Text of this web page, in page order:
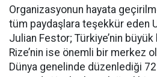
Organizasyonun hayata
tüm paydaşlara teşekkür eden
Julian Festor; Türkiye’nin
Rize’nin ise önemli bir merkez
Dünya genelinde düzenlediği